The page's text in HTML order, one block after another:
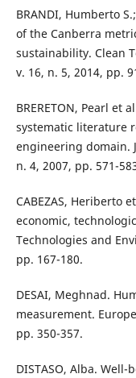
BRANDI, Humberto
of the Canberra
sustainability. Clean
v. 16, n. 5, 2014, pp.
BRERETON, Pearl et
systematic literature
engineering domain.
n. 4, 2007, pp. 571-
CABEZAS, Heriberto
economic,
Technologies and
pp. 167-180.
DESAI, Meghnad.
measurement.
pp. 350-357.
DISTASO, Alba.